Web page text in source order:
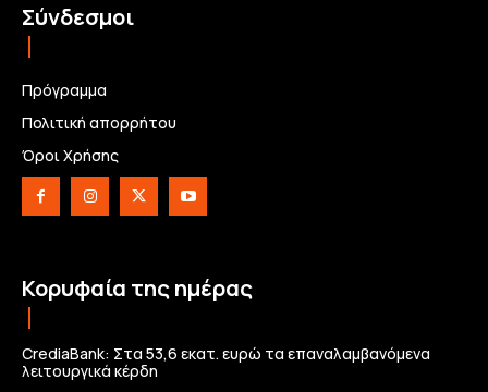
Σύνδεσμοι
Πρόγραμμα
Πολιτική απορρήτου
Όροι Χρήσης
Κορυφαία της ημέρας
CrediaBank: Στα 53,6 εκατ. ευρώ τα επαναλαμβανόμενα
λειτουργικά κέρδη